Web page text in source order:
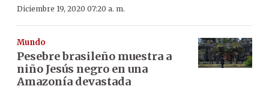
Diciembre 19, 2020 07:20 a. m.
Mundo
Pesebre brasileño muestra a
niño Jesús negro en una
Amazonía devastada